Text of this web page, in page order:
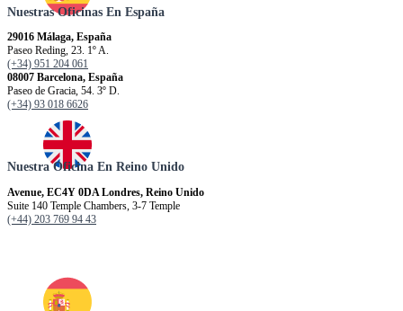
Nuestras Oficinas En España
29016 Málaga, España
Paseo Reding, 23. 1º A.
(+34) 951 204 061
08007 Barcelona, España
Paseo de Gracia, 54. 3º D.
(+34) 93 018 6626
Nuestra Oficina En Reino Unido
Avenue, EC4Y 0DA Londres, Reino Unido
Suite 140 Temple Chambers, 3-7 Temple
(+44) 203 769 94 43